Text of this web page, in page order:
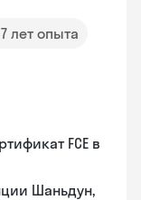
7 лет опыта
FCE в
Шаньдун,